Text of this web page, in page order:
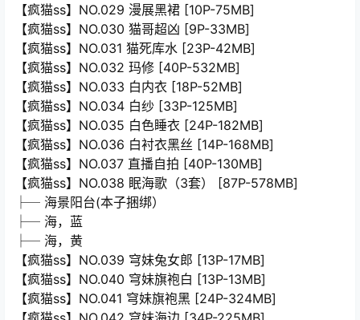
【疯猫ss】NO.029 漫展黑裙 [10P-75MB]
【疯猫ss】NO.030 猫哥超凶 [9P-33MB]
【疯猫ss】NO.031 猫死库水 [23P-42MB]
【疯猫ss】NO.032 玛修 [40P-532MB]
【疯猫ss】NO.033 白内衣 [18P-52MB]
【疯猫ss】NO.034 白纱 [33P-125MB]
【疯猫ss】NO.035 白色睡衣 [24P-182MB]
【疯猫ss】NO.036 白衬衣黑丝 [14P-168MB]
【疯猫ss】NO.037 直播自拍 [40P-130MB]
【疯猫ss】NO.038 眠海歌（3套） [87P-578MB]
├─ 海景阳台(本子捆绑）
├─ 海，蓝
├─ 海，黄
【疯猫ss】NO.039 穹妹兔女郎 [13P-17MB]
【疯猫ss】NO.040 穹妹旗袍白 [13P-13MB]
【疯猫ss】NO.041 穹妹旗袍黑 [24P-324MB]